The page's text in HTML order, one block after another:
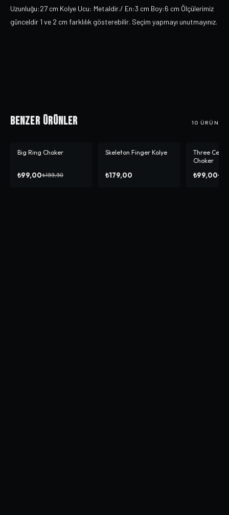
Uzunluğu:27 cm Kolye Ucu: Metaldir./ En:3 cm Boy:6 cm Ölçülerimiz
günceldir 1 ve 2 cm farklılık gösterebilir. Seçim yapmayı unutmayınız.
Benzer Ürünler 10 ÜRÜN
-% 50
Big Ring Choker
₺99,00₺199,90
Skeleton Finger Kolye
₺179,00
-%50
Three
Choker
₺99,00